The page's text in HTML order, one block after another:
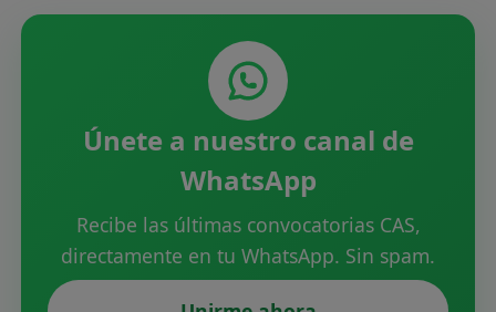
Únete a nuestro canal de
WhatsApp
Recibe las últimas convocatorias CAS,
directamente en tu WhatsApp. Sin spam.